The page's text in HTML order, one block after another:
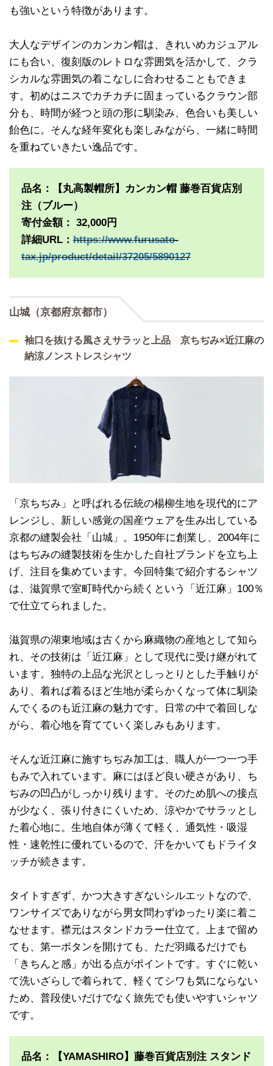
も強いという特徴があります。
大人なデザインのカンカン帽は、きれいめカジュアル
にも合い、復刻版のレトロな雰囲気を活かして、クラ
シカルな雰囲気の着こなしに合わせることもできま
す。初めはニスでカチカチに固まっているクラウン部
分も、時間が経つと頭の形に馴染み、色合いも美しい
飴色に。そんな経年変化も楽しみながら、一緒に時間
を重ねていきたい逸品です。
品名：【丸高製帽所】カンカン帽 藤巻百貨店別
注（ブルー）
寄付金額： 32,000円
詳細URL： https://www.furusato-
tax.jp/product/detail/37205/5890127
山城（京都府京都市）
袖口を抜ける風さえサラッと上品 京ちぢみ×近江麻の
納涼ノンストレスシャツ
「京ちぢみ」と呼ばれる伝統の楊柳生地を現代的にア
レンジし、新しい感覚の国産ウェアを生み出している
京都の縫製会社「山城」。1950年に創業し、2004年に
はちぢみの縫製技術を生かした自社ブランドを立ち上
げ、注目を集めています。今回特集で紹介するシャツ
は、滋賀県で室町時代から続くという「近江麻」100％
で仕立てられました。
滋賀県の湖東地域は古くから麻織物の産地として知ら
れ、その技術は「近江麻」として現代に受け継がれて
います。独特の上品な光沢としっとりとした手触りが
あり、着れば着るほど生地が柔らかくなって体に馴染
んでくるのも近江麻の魅力です。日常の中で着回しな
がら、着心地を育てていく楽しみもあります。
そんな近江麻に施すちぢみ加工は、職人が一つ一つ手
もみで入れています。麻にはほど良い硬さがあり、ち
ぢみの凹凸がしっかり残ります。そのため肌への接点
が少なく、張り付きにくいため、涼やかでサラッとし
た着心地に。生地自体が薄くて軽く、通気性・吸湿
性・速乾性に優れているので、汗をかいてもドライタ
ッチが続きます。
タイトすぎず、かつ大きすぎないシルエットなので、
ワンサイズでありながら男女問わずゆったり楽に着こ
なせます。襟元はスタンドカラー仕立て。上まで留め
ても、第一ボタンを開けても、ただ羽織るだけでも
「きちんと感」が出る点がポイントです。すぐに乾い
て洗いざらしで着られて、軽くてシワも気にならない
ため、普段使いだけでなく旅先でも使いやすいシャツ
です。
品名：【YAMASHIRO】藤巻百貨店別注 スタンド